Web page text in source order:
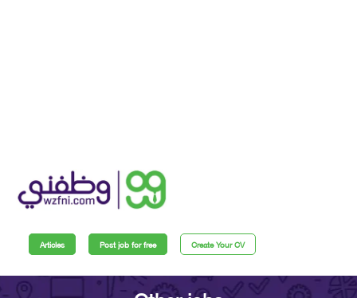
Articles Post job for free Create Your CV